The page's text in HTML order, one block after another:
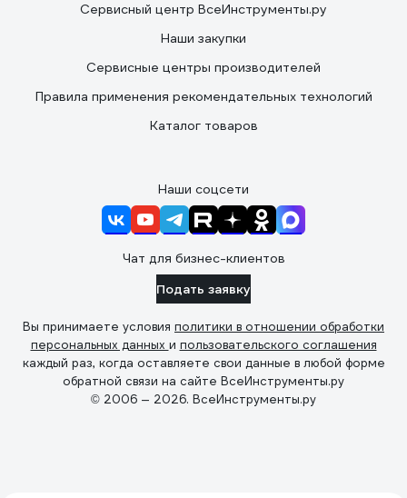
Сервисный центр ВсеИнструменты.ру
Наши закупки
Сервисные центры производителей
Правила применения рекомендательных технологий
Каталог товаров
Наши соцсети
Чат для бизнес-клиентов
Подать заявку
Вы принимаете условия политики в отношении обработки
персональных данных и пользовательского соглашения
каждый раз, когда оставляете свои данные в любой форме
обратной связи на сайте ВсеИнструменты.ру
© 2006 — 2026. ВсеИнструменты.ру